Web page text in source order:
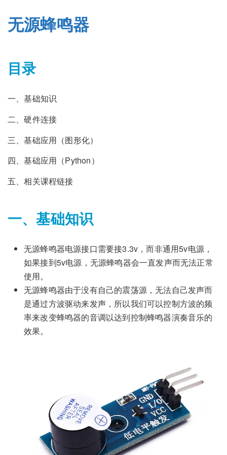
无源蜂鸣器
目录
一、基础知识
二、硬件连接
三、基础应用（图形化）
四、基础应用（Python）
五、相关课程链接
一、基础知识
无源蜂鸣器电源接口需要接3.3v，而非通用5v电源，
如果接到5v电源，无源蜂鸣器会一直发声而无法正常
使用。
无源蜂鸣器由于没有自己的震荡源，无法自己发声而
是通过方波驱动来发声，所以我们可以控制方波的频
率来改变蜂鸣器的音调以达到控制蜂鸣器演奏音乐的
效果。